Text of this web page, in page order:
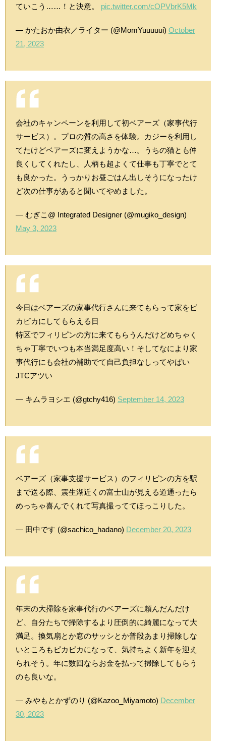
ていこう……！と決意。 pic.twitter.com/cOPVbrK5Mk
— かたおか由衣／ライター (@MomYuuuuui) October
21, 2023
会社のキャンペーンを利用して初ベアーズ（家事代行
サービス）。プロの質の高さを体験。カジーを利用し
てたけどベアーズに変えようかな…。うちの猫とも仲
良くしてくれたし、人柄も超よくて仕事も丁寧でとて
も良かった。うっかりお昼ごはん出しそうになったけ
ど次の仕事があると聞いてやめました。
— むぎこ@ Integrated Designer (@mugiko_design)
May 3, 2023
今日はベアーズの家事代行さんに来てもらって家をピ
カピカにしてもらえる日
特区でフィリピンの方に来てもらうんだけどめちゃく
ちゃ丁寧でいつも本当満足度高い！そしてなにより家
事代行にも会社の補助でて自己負担なしってやばい
JTCアツい
— キムラヨシエ (@gtchy416) September 14, 2023
ベアーズ（家事支援サービス）のフィリピンの方を駅
まで送る際、震生湖近くの富士山が見える道通ったら
めっちゃ喜んでくれて写真撮っててほっこりした。
— 田中です (@sachico_hadano) December 20, 2023
年末の大掃除を家事代行のベアーズに頼んだんだけ
ど、自分たちで掃除するより圧倒的に綺麗になって大
満足。換気扇とか窓のサッシとか普段あまり掃除しな
いところもピカピカになって、気持ちよく新年を迎え
られそう。年に数回ならお金を払って掃除してもらう
のも良いな。
— みやもとかずのり (@Kazoo_Miyamoto) December
30, 2023